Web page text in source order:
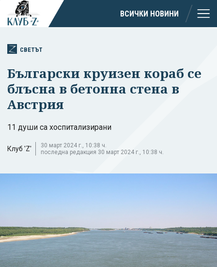
ВСИЧКИ НОВИНИ
СВЕТЪТ
Български круизен кораб се
блъсна в бетонна стена в
Австрия
11 души са хоспитализирани
Клуб 'Z'
30 март 2024 г., 10:38 ч.
последна редакция 30 март 2024 г., 10:38 ч.